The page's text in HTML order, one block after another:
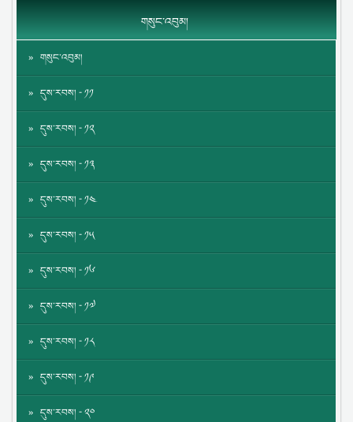
གསུང་འབུམ།
གསུང་འབུམ།
དུས་རབས། - ༡༡
དུས་རབས། - ༡༢
དུས་རབས། - ༡༣
དུས་རབས། - ༡༤
དུས་རབས། - ༡༥
དུས་རབས། - ༡༦
དུས་རབས། - ༡༧
དུས་རབས། - ༡༨
དུས་རབས། - ༡༩
དུས་རབས། - ༢༠